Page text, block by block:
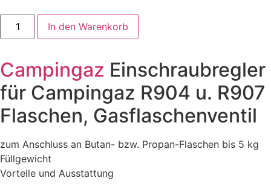
Campingaz
Einschraubregler
für
u.
R907
Flaschen,
Gasflaschenventil
Menge
In den Warenkorb
Campingaz Einschraubregler
für Campingaz R904 u. R907
Flaschen, Gasflaschenventil
zum Anschluss an Butan- bzw. Propan-Flaschen bis 5 kg
Füllgewicht
Vorteile und Ausstattung